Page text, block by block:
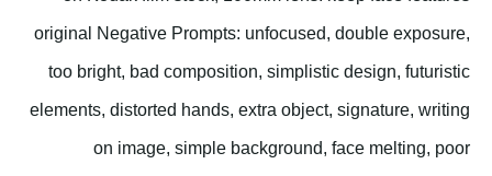
original Negative Prompts: unfocused, double exposure,
too bright, bad composition, simplistic design, futuristic
elements, distorted hands, extra object, signature, writing
on image, simple background, face melting, poor